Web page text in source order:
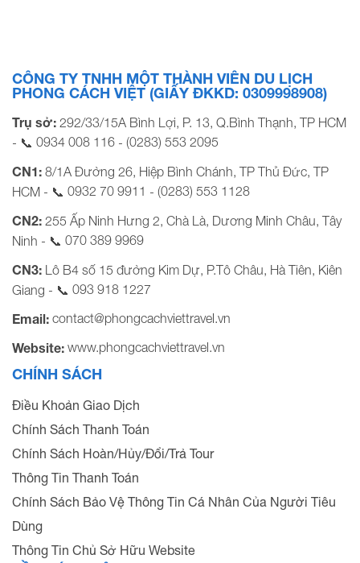
CÔNG TY TNHH MỘT THÀNH VIÊN DU LỊCH
PHONG CÁCH VIỆT (GIẤY ĐKKD: 0309998908)
Trụ sở: 292/33/15A Bình Lợi, P. 13, Q.Bình Thạnh, TP HCM
- 📞 0934 008 116 - (0283) 553 2095
CN1: 8/1A Đường 26, Hiệp Bình Chánh, TP Thủ Đức, TP
HCM - 📞 0932 70 9911 - (0283) 553 1128
CN2: 255 Ấp Ninh Hưng 2, Chà Là, Dương Minh Châu, Tây
Ninh - 📞 070 389 9969
CN3: Lô B4 số 15 đường Kim Dự, P.Tô Châu, Hà Tiên, Kiên
Giang - 📞 093 918 1227
Email: contact@phongcachviettravel.vn
Website: www.phongcachviettravel.vn
CHÍNH SÁCH
Điều Khoản Giao Dịch
Chính Sách Thanh Toán
Chính Sách Hoàn/Hủy/Đổi/Trả Tour
Thông Tin Thanh Toán
Chính Sách Bảo Vệ Thông Tin Cá Nhân Của Người Tiêu
Dùng
Thông Tin Chủ Sở Hữu Website